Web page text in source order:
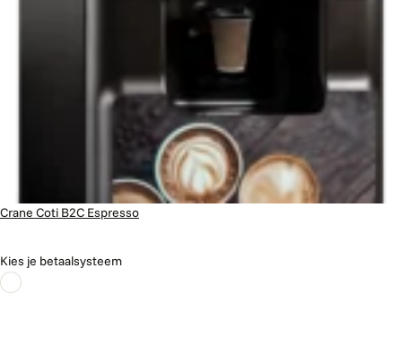
Crane Coti B2C Espresso
Kies je betaalsysteem